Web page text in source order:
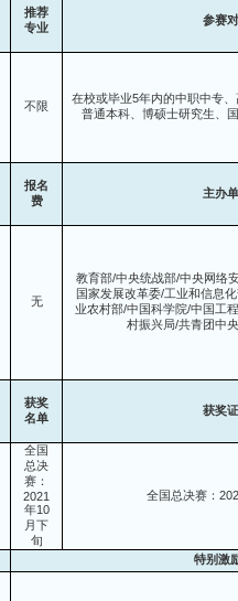
推荐
专业
参赛
不限
在校或毕业5年内的中职中专
普通本科、博硕士研究生、
报名
费
主办
无
教育部/中央统战部/中央网络
国家发展改革委/工业和信息
业农村部/中国科学院/中国工
村振兴局/共青团中
获奖
名单
获奖
全国
总决
赛：
2021
年10
月下
旬
全国总决赛：
特别激